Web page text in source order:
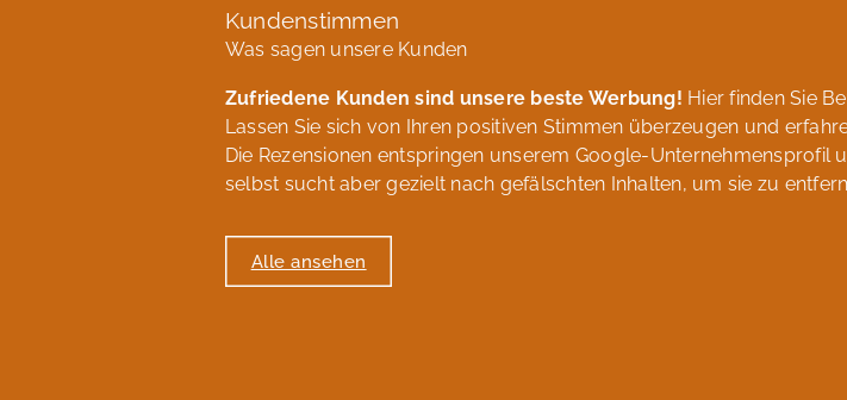
Kundenstimmen
Was sagen unsere Kunden
Zufriedene Kunden sind unsere beste Werbung! Hier finden Sie
Lassen Sie sich von Ihren positiven Stimmen überzeugen und
Die Rezensionen entspringen unserem Google-
selbst sucht aber gezielt nach gefälschten Inhalten, um sie zu
Alle ansehen